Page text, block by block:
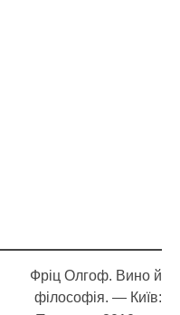
Фріц Олгоф. Вино й
філософія. — Київ: